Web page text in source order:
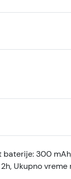
baterije: 300
Ukupno